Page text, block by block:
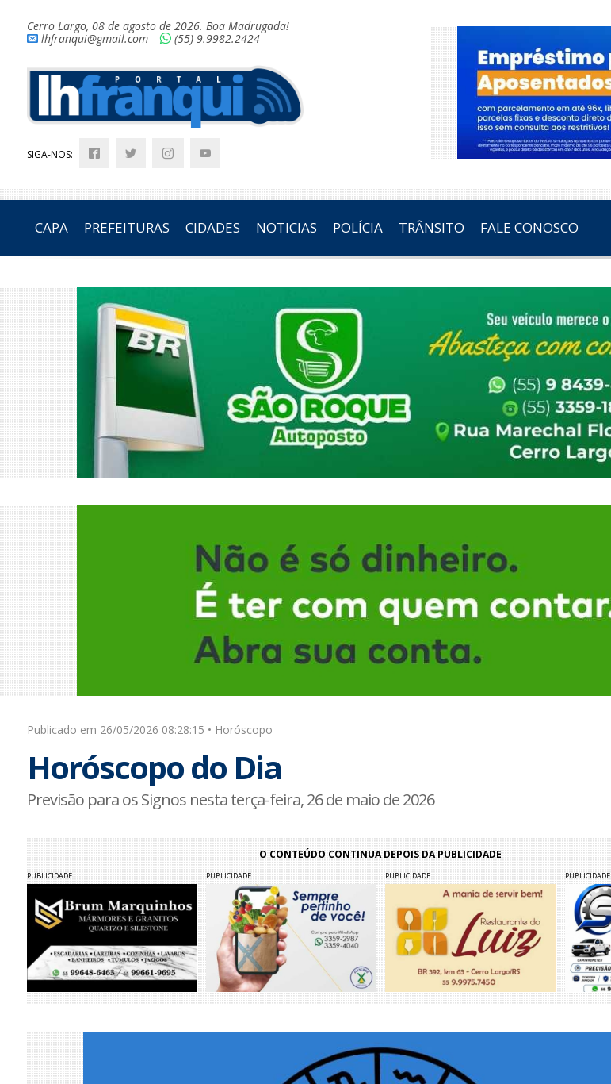
Cerro Largo, 08 de agosto de 2026. Boa Madrugada!
lhfranqui@gmail.com
(55) 9.9982.2424
SIGA-NOS:
CAPA PREFEITURAS CIDADES NOTICIAS POLÍCIA TRÂNSITO FALE CONOSCO
Publicado em 26/05/2026 08:28:15 • Horóscopo
Horóscopo do Dia
Previsão para os Signos nesta terça-feira, 26 de maio de 2026
O CONTEÚDO CONTINUA DEPOIS DA PUBLICIDADE
PUBLICIDADE PUBLICIDADE PUBLICIDADE PUBLICIDADE